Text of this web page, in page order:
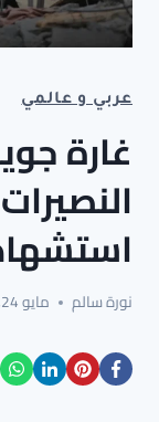
عربي و عالمي
غارة
نورة سالم مايو 24, 2026